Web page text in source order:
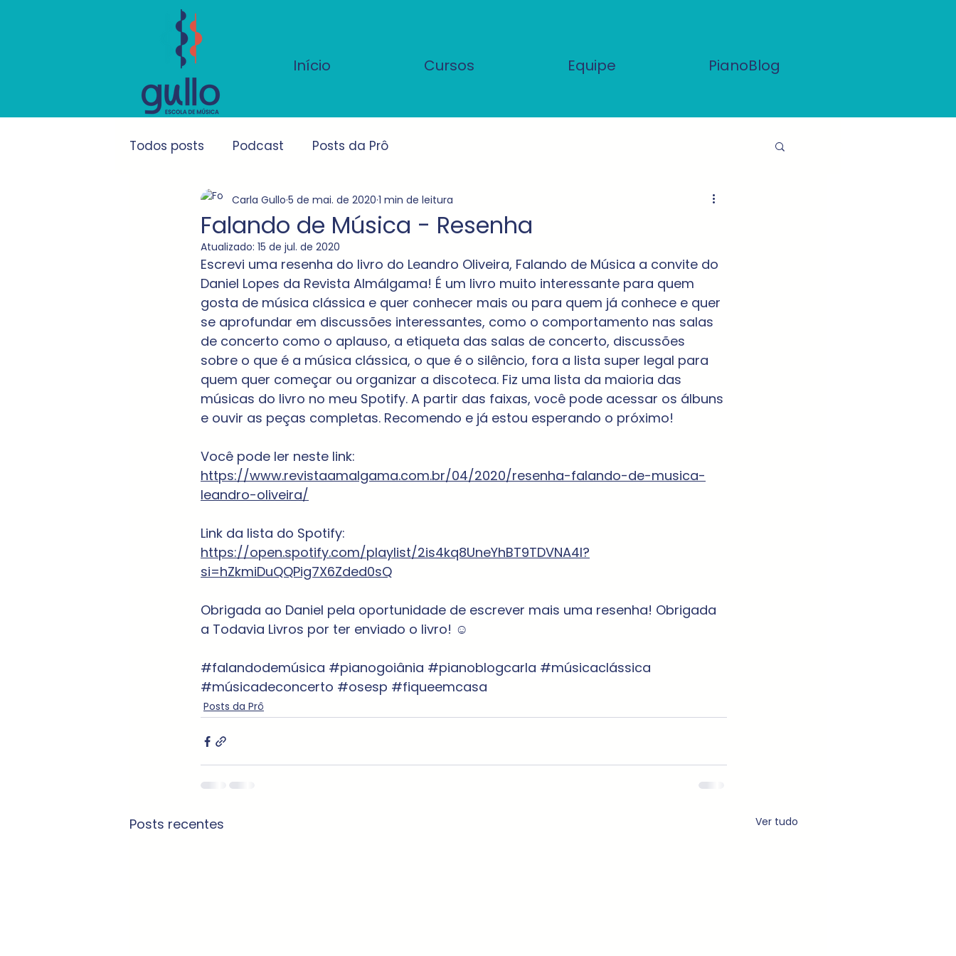
Início Cursos Equipe PianoBlog
Todos posts Podcast Posts da Prô
Falando de Música - Resenha
Carla Gullo 5 de mai. de 2020 1 min de leitura
Atualizado: 15 de jul. de 2020
Escrevi uma resenha do livro do Leandro Oliveira, Falando de Música a convite do
Daniel Lopes da Revista Almálgama! É um livro muito interessante para quem
gosta de música clássica e quer conhecer mais ou para quem já conhece e quer
se aprofundar em discussões interessantes, como o comportamento nas salas
de concerto como o aplauso, a etiqueta das salas de concerto, discussões
sobre o que é a música clássica, o que é o silêncio, fora a lista super legal para
quem quer começar ou organizar a discoteca. Fiz uma lista da maioria das
músicas do livro no meu Spotify. A partir das faixas, você pode acessar os álbuns
e ouvir as peças completas. Recomendo e já estou esperando o próximo!
Você pode ler neste link:
https://www.revistaamalgama.com.br/04/2020/resenha-falando-de-musica-
leandro-oliveira/
Link da lista do Spotify:
https://open.spotify.com/playlist/2is4kq8UneYhBT9TDVNA4I?
si=hZkmiDuQQPig7X6Zded0sQ
Obrigada ao Daniel pela oportunidade de escrever mais uma resenha! Obrigada
a Todavia Livros por ter enviado o livro! ☺️
#falandodemúsica #pianogoiânia #pianoblogcarla #músicaclássica
#músicadeconcerto #osesp #fiqueemcasa
Posts da Prô
Posts recentes Ver tudo